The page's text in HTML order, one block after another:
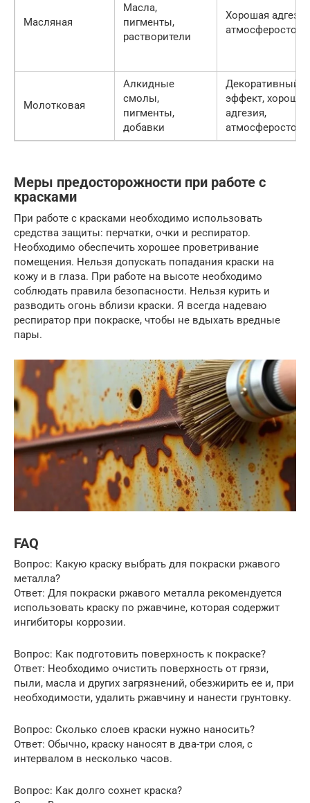
Масляная
Масла,
пигменты,
растворители
Хорошая
Молотковая
Алкидные
смолы,
пигменты,
добавки
Декоративный
эффект, хорошая
адгезия,
Меры предосторожности при работе с
красками
При работе с красками необходимо использовать
средства защиты: перчатки, очки и респиратор.
Необходимо обеспечить хорошее проветривание
помещения. Нельзя допускать попадания краски на
кожу и в глаза. При работе на высоте необходимо
соблюдать правила безопасности. Нельзя курить и
разводить огонь вблизи краски. Я всегда надеваю
респиратор при покраске, чтобы не вдыхать вредные
пары.
FAQ
Вопрос: Какую краску выбрать для покраски ржавого
металла?
Ответ: Для покраски ржавого металла рекомендуется
использовать краску по ржавчине, которая содержит
ингибиторы коррозии.
Вопрос: Как подготовить поверхность к покраске?
Ответ: Необходимо очистить поверхность от грязи,
пыли, масла и других загрязнений, обезжирить ее и, при
необходимости, удалить ржавчину и нанести грунтовку.
Вопрос: Сколько слоев краски нужно наносить?
Ответ: Обычно, краску наносят в два-три слоя, с
интервалом в несколько часов.
Вопрос: Как долго сохнет краска?